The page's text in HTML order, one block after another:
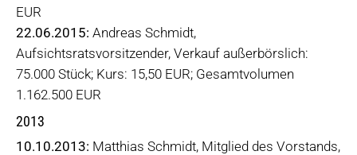
EUR
22.06.2015: Andreas Schmidt,
Aufsichtsratsvorsitzender, Verkauf außerbörslich:
75.000 Stück; Kurs: 15,50 EUR; Gesamtvolumen
1.162.500 EUR
2013
10.10.2013: Matthias Schmidt, Mitglied des Vorstands,